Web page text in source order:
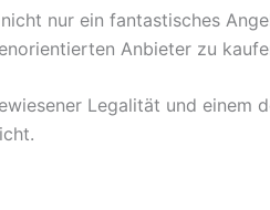
nur ein fantastisches
Anbieter zu
Legalität und